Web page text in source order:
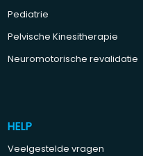
Pediatrie
Pelvische Kinesitherapie
Neuromotorische revalidatie
HELP
Veelgestelde vragen